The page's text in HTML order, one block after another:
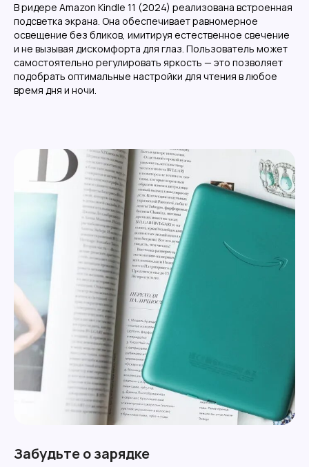
В ридере Amazon Kindle 11 (2024) реализована встроенная
подсветка экрана. Она обеспечивает равномерное
освещение без бликов, имитируя естественное свечение
и не вызывая дискомфорта для глаз. Пользователь может
самостоятельно регулировать яркость — это позволяет
подобрать оптимальные настройки для чтения в любое
время дня и ночи.
Забудьте о зарядке